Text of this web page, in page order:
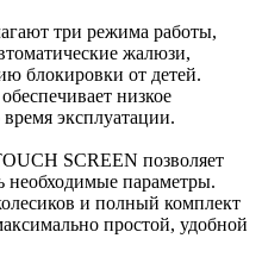
три режима работы,
жалюзи,
блокировки от детей.
низкое
эксплуатации.
SCREEN позволяет
необходимые параметры.
и полный комплект
простой, удобной